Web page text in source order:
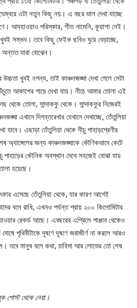
এটা নতুন কিছু নয়। এ বছর ভাল দেখা যাচ্ছে
আবহাওয়াও পরিস্কার, শীত নামেনি, কুয়াশা নেই।
সম্ভব। তবে কিছু ফেইক ছবিও ঘুরে বেড়াচ্ছে,
যারা বোঝেন।
উচ্চতা খুবই নগন্য, তাই কাঞ্চনজঙ্ঘা দেখা গেলে সেটা
আকাশের গায়ে দেখা যায়। নীচে আমার তোলা এই
থেকে তোলা, সান্দাকফু থেকে। সান্দাকফুর নিজেরই
এখানে দিগন্তরেখার যেখানে দেখাচ্ছে, তেঁতুলিয়া
যাবে। এছাড়া তেঁতুলিয়া থেকে নীচু পাহাড়শ্রেণীর
অ্যাঙ্গেলের জন্য কাঞ্চনজঙ্ঘাকে কৌণিকভাবে কেটে
পাহাড়ের কৌনিক অবস্থান দেখে সহজেই বোঝা যায়
হয়েছে।
এসেছে তেঁতুলিয়া থেকে, যার কারণ আগেই
বলে রাখি, এখনও পর্যন্ত প্রায় ২০০ কিলোমিটার
রেকর্ড আছে। এবছরের এপ্রিলে পাঞ্জাব থেকেও
দোষে পৃথিবীটাকে দূষণে দূষণে জরাজীর্ণ না করলে আরও
তবে মানুষ বলে কথা, চাহিদা আর লোভের তো শেষ
পোস্ট থেকে নেয়া।